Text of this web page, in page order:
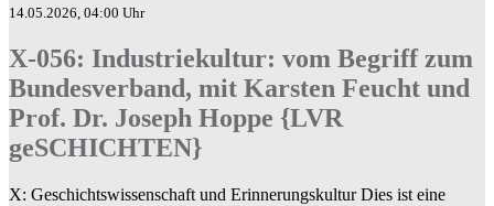
14.05.2026, 04:00 Uhr
X-056: Industriekultur: vom Begriff zum
Bundesverband, mit Karsten Feucht und
Prof. Dr. Joseph Hoppe {LVR
geSCHICHTEN}
X: Geschichtswissenschaft und Erinnerungskultur Dies ist eine